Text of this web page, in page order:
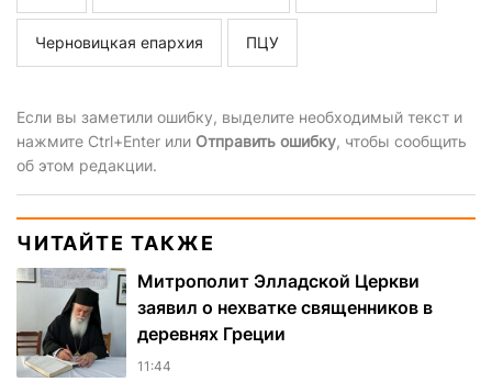
Черновицкая епархия ПЦУ
Если вы заметили ошибку, выделите необходимый текст и
нажмите Ctrl+Enter или Отправить ошибку, чтобы сообщить
об этом редакции.
ЧИТАЙТЕ ТАКЖЕ
Митрополит Элладской Церкви
заявил о нехватке священников в
деревнях Греции
11:44